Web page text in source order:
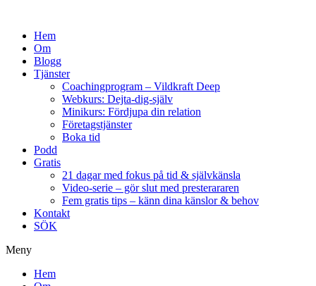
Hem
Om
Blogg
Tjänster
Coachingprogram – Vildkraft Deep
Webkurs: Dejta-dig-själv
Minikurs: Fördjupa din relation
Företagstjänster
Boka tid
Podd
Gratis
21 dagar med fokus på tid & självkänsla
Video-serie – gör slut med presterararen
Fem gratis tips – känn dina känslor & behov
Kontakt
SÖK
Meny
Hem